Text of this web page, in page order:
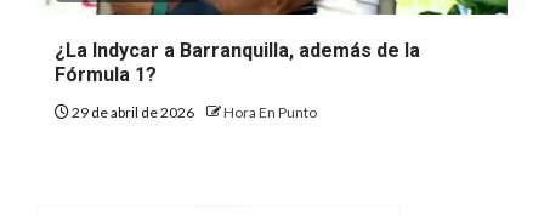
¿La Indycar a Barranquilla, además de la
Fórmula 1?
29 de abril de 2026 Hora En Punto